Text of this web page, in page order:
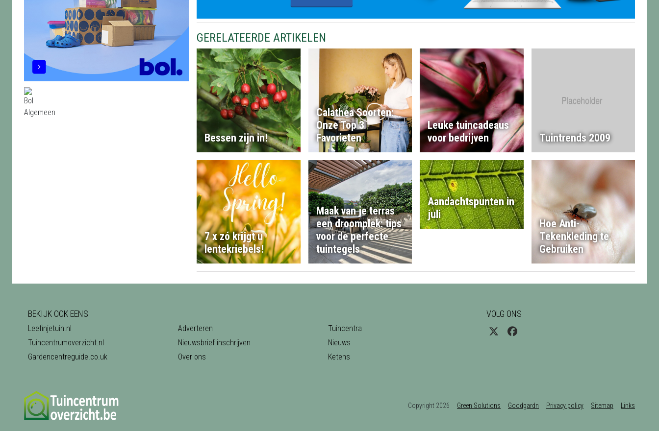
GERELATEERDE ARTIKELEN
Bessen zijn in!
Calathea Soorten:
Onze Top 3
Favorieten
Leuke tuincadeaus
voor bedrijven
Tuintrends 2009
7 x zó krijgt u
lentekriebels!
Maak van je terras
een droomplek: tips
voor de perfecte
tuintegels
Aandachtspunten in
juli
Hoe Anti-
Tekenkleding te
Gebruiken
BEKIJK OOK EENS
Leefinjetuin.nl
Tuincentrumoverzicht.nl
Gardencentreguide.co.uk
Adverteren
Nieuwsbrief inschrijven
Over ons
Tuincentra
Nieuws
Ketens
VOLG ONS
Copyright 2026 Green Solutions Goodgardn Privacy policy Sitemap Links